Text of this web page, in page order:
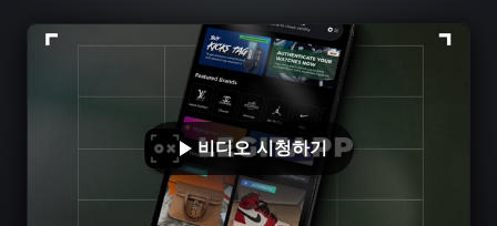
비디오 시청하기